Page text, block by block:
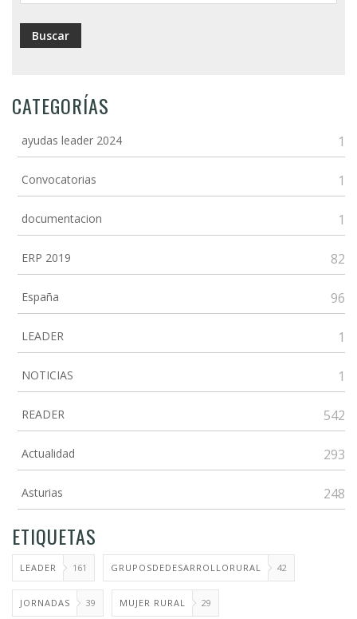
CATEGORÍAS
ayudas leader 2024 1
Convocatorias 1
documentacion 1
ERP 2019 82
España 96
LEADER 1
NOTICIAS 1
READER 542
Actualidad 293
Asturias 248
ETIQUETAS
LEADER 161 GRUPOSDEDESARROLLORURAL 42
JORNADAS 39 MUJER RURAL 29